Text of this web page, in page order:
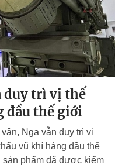
duy trì vị thế
đầu thế giới
Nga vẫn duy trì vị
vũ khí hàng đầu thế
phẩm đã được kiểm